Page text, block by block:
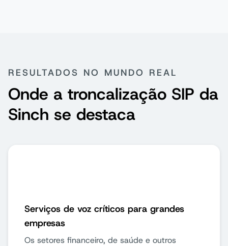
RESULTADOS NO MUNDO REAL
Onde a troncalização SIP da
Sinch se destaca
Serviços de voz críticos para grandes
empresas
Os setores financeiro, de saúde e outros